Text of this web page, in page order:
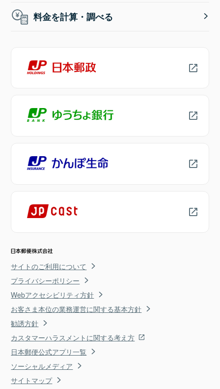
料金を計算・調べる
サイトのご利用について
プライバシーポリシー
Webアクセシビリティ方針
お客さま本位の業務運営に関する基本方針
勧誘方針
カスタマーハラスメントに関する考え方
日本郵便公式アプリ一覧
ソーシャルメディア
サイトマップ